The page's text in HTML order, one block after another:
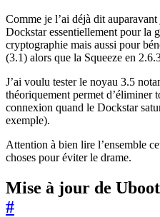
Comme je l’ai déjà dit
Dockstar essentiellement pour la
cryptographie mais aussi pour
(3.1) alors que la Squeeze en
J’ai voulu tester le noyau 3.5
théoriquement permet d’éliminer
connexion quand le Dockstar
exemple).
Attention à bien lire l’ensemble
choses pour éviter le drame.
Mise à jour de Uboot
#